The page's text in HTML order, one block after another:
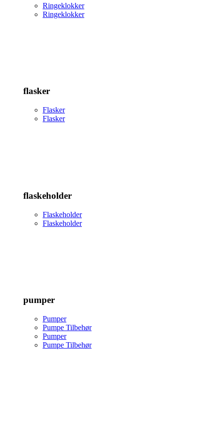
Ringeklokker
Ringeklokker
flasker
Flasker
Flasker
flaskeholder
Flaskeholder
Flaskeholder
pumper
Pumper
Pumpe Tilbehør
Pumper
Pumpe Tilbehør